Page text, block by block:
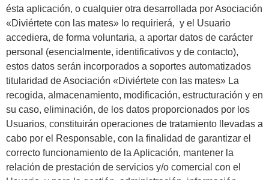
ésta aplicación, o cualquier otra desarrollada por Asociación
«Diviértete con las mates» lo requirierá, y el Usuario
accediera, de forma voluntaria, a aportar datos de carácter
personal (esencialmente, identificativos y de contacto),
estos datos serán incorporados a soportes automatizados
titularidad de Asociación «Diviértete con las mates» La
recogida, almacenamiento, modificación, estructuración y en
su caso, eliminación, de los datos proporcionados por los
Usuarios, constituirán operaciones de tratamiento llevadas a
cabo por el Responsable, con la finalidad de garantizar el
correcto funcionamiento de la Aplicación, mantener la
relación de prestación de servicios y/o comercial con el